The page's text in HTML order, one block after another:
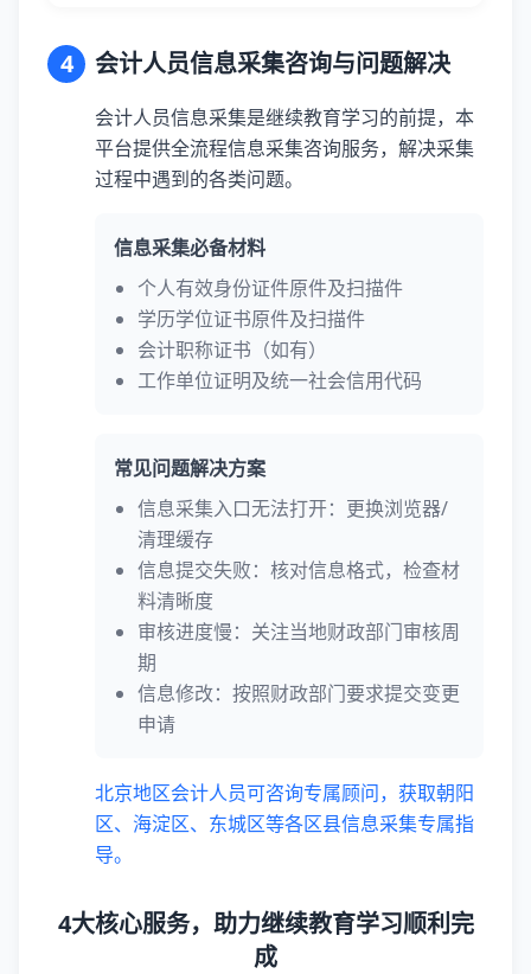
4 会计人员信息采集咨询与问题解决
会计人员信息采集是继续教育学习的前提，本
平台提供全流程信息采集咨询服务，解决采集
过程中遇到的各类问题。
信息采集必备材料
个人有效身份证件原件及扫描件
学历学位证书原件及扫描件
会计职称证书（如有）
工作单位证明及统一社会信用代码
常见问题解决方案
信息采集入口无法打开：更换浏览器/
清理缓存
信息提交失败：核对信息格式，检查材
料清晰度
审核进度慢：关注当地财政部门审核周
期
信息修改：按照财政部门要求提交变更
申请
北京地区会计人员可咨询专属顾问，获取朝阳
区、海淀区、东城区等各区县信息采集专属指
导。
4大核心服务，助力继续教育学习顺利完
成